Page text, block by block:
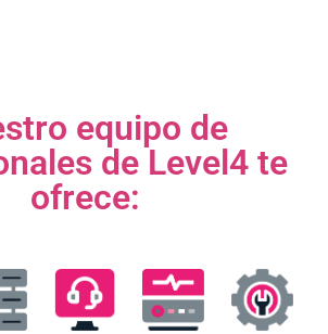
equipo de
de Level4 te
ofrece: